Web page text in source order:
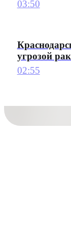
03:50
угрозой
02:55